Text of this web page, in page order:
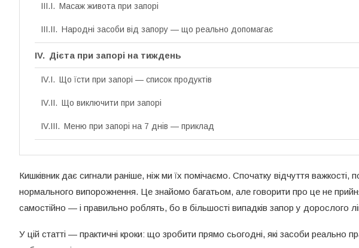
Масаж живота при запорі
Народні засоби від запору — що реально допомагає
Дієта при запорі на тиждень
Що їсти при запорі — список продуктів
Що виключити при запорі
Меню при запорі на 7 днів — приклад
Кишківник дає сигнали раніше, ніж ми їх помічаємо. Спочатку відчуття важкості,
нормального випорожнення. Це знайомо багатьом, але говорити про це не
самостійно — і правильно роблять, бо в більшості випадків запор у дорослого
У цій статті — практичні кроки: що зробити прямо сьогодні, які засоби реально